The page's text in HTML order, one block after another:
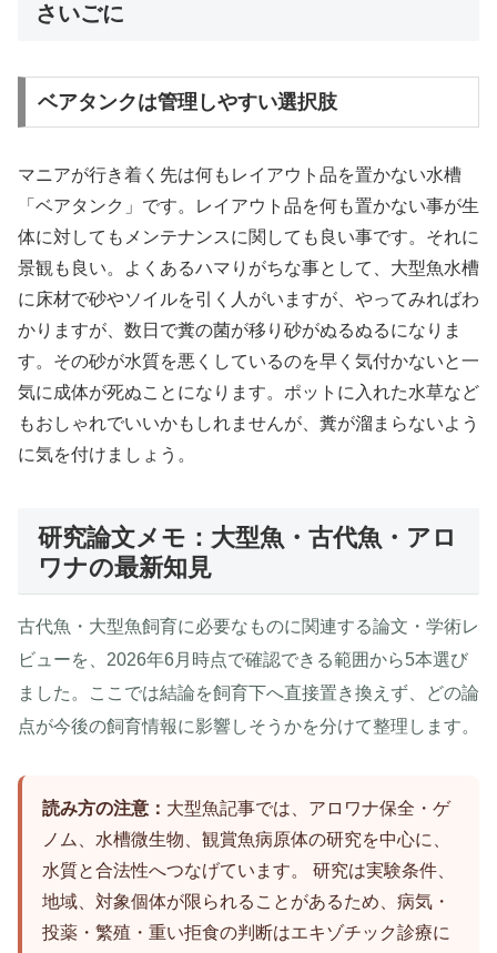
さいごに
ベアタンクは管理しやすい選択肢
マニアが行き着く先は何もレイアウト品を置かない水槽
「ベアタンク」です。レイアウト品を何も置かない事が生
体に対してもメンテナンスに関しても良い事です。それに
景観も良い。よくあるハマりがちな事として、大型魚水槽
に床材で砂やソイルを引く人がいますが、やってみればわ
かりますが、数日で糞の菌が移り砂がぬるぬるになりま
す。その砂が水質を悪くしているのを早く気付かないと一
気に成体が死ぬことになります。ポットに入れた水草など
もおしゃれでいいかもしれませんが、糞が溜まらないよう
に気を付けましょう。
研究論文メモ：大型魚・古代魚・アロ
ワナの最新知見
古代魚・大型魚飼育に必要なものに関連する論文・学術レ
ビューを、2026年6月時点で確認できる範囲から5本選び
ました。ここでは結論を飼育下へ直接置き換えず、どの論
点が今後の飼育情報に影響しそうかを分けて整理します。
読み方の注意： 大型魚記事では、アロワナ保全・ゲ
ノム、水槽微生物、観賞魚病原体の研究を中心に、
水質と合法性へつなげています。 研究は実験条件、
地域、対象個体が限られることがあるため、病気・
投薬・繁殖・重い拒食の判断はエキゾチック診療に